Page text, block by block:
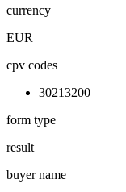
currency
EUR
cpv codes
30213200
form type
result
buyer name